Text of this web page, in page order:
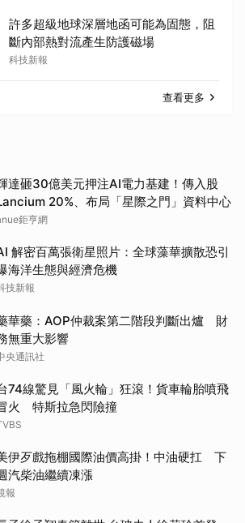
許多超級地球深層地函可能為固態，阻
斷內部熱對流產生防護磁場
科技新報
查看更多
達砸30億美元押注AI電力基建！傳入股
20%、布局「星際之門」資料中心
鉅亨網
解密百萬張衛星照片：全球藻華擴散恐引
海洋生態與經濟危機
技新報
華藥：AOP仲裁案第二階段判斷出爐 財
無重大影響
央通訊社
74線驚見「風火輪」狂滾！貨車輪胎噴飛
火 特斯拉急閃險撞
伊歹戲拖棚國際油價高掛！中油硬扛 下
汽柴油繼續凍漲
報